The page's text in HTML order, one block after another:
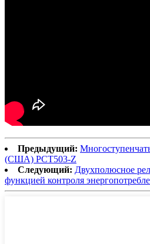
Предыдущий:
(США) PCT503-Z
Следующий: Двухполюсное
функцией контроля